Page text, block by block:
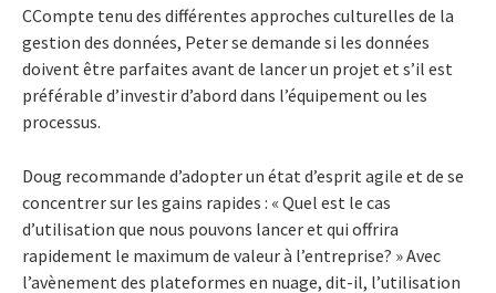
CCompte tenu des différentes approches culturelles de la
gestion des données, Peter se demande si les données
doivent être parfaites avant de lancer un projet et s’il est
préférable d’investir d’abord dans l’équipement ou les
processus.
Doug recommande d’adopter un état d’esprit agile et de se
concentrer sur les gains rapides : « Quel est le cas
d’utilisation que nous pouvons lancer et qui offrira
rapidement le maximum de valeur à l’entreprise? » Avec
l’avènement des plateformes en nuage, dit-il, l’utilisation